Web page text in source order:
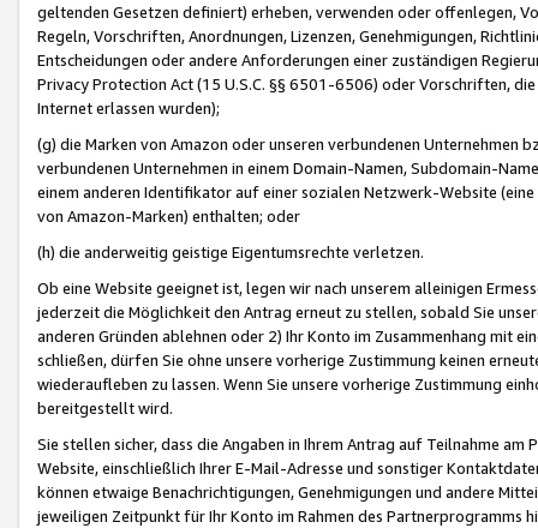
geltenden Gesetzen definiert) erheben, verwenden oder offenlegen,
Regeln, Vorschriften, Anordnungen, Lizenzen, Genehmigungen,
Entscheidungen oder andere Anforderungen einer zuständigen
Privacy Protection Act (15 U.S.C. §§ 6501-6506) oder Vorschriften,
Internet erlassen wurden);
(g) die Marken von Amazon oder unseren verbundenen Unternehmen
verbundenen Unternehmen in einem Domain-Namen, Subdomain-
einem anderen Identifikator auf einer sozialen Netzwerk-Website
von Amazon-Marken) enthalten; oder
(h) die anderweitig geistige Eigentumsrechte verletzen.
Ob eine Website geeignet ist, legen wir nach unserem alleinigen
jederzeit die Möglichkeit den Antrag erneut zu stellen, sobald Sie
anderen Gründen ablehnen oder 2) Ihr Konto im Zusammenhang mit
schließen, dürfen Sie ohne unsere vorherige Zustimmung keinen
wiederaufleben zu lassen. Wenn Sie unsere vorherige Zustimmung
bereitgestellt wird.
Sie stellen sicher, dass die Angaben in Ihrem Antrag auf Teilnahme
Website, einschließlich Ihrer E-Mail-Adresse und sonstiger
können etwaige Benachrichtigungen, Genehmigungen und andere
jeweiligen Zeitpunkt für Ihr Konto im Rahmen des Partnerprogramms